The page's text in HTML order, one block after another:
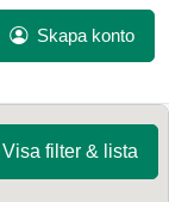
Skapa konto
Visa filter & lista